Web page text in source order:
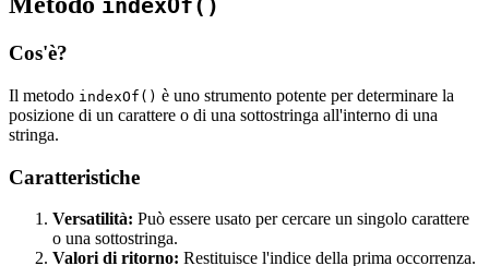
indexOf()
Cos'è?
Il metodo indexOf() è uno strumento potente per determinare la
posizione di un carattere o di una sottostringa all'interno di una
stringa.
Caratteristiche
Versatilità: Può essere usato per cercare un singolo carattere
o una sottostringa.
Valori di ritorno: Restituisce l'indice della prima occorrenza.